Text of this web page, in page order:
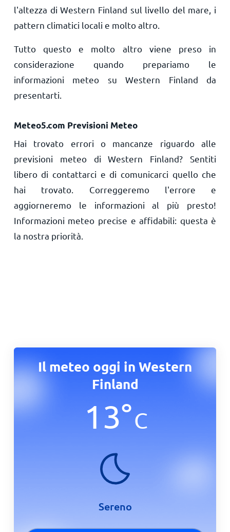
l'altezza di Western Finland sul livello del mare, i
pattern climatici locali e molto altro.
Tutto questo e molto altro viene preso in
considerazione quando prepariamo le
informazioni meteo su Western Finland da
presentarti.
Meteo5.com Previsioni Meteo
Hai trovato errori o mancanze riguardo alle
previsioni meteo di Western Finland? Sentiti
libero di contattarci e di comunicarci quello che
hai trovato. Correggeremo l'errore e
aggiorneremo le informazioni al più presto!
Informazioni meteo precise e affidabili: questa è
la nostra priorità.
Il meteo oggi in Western
Finland
13°C
Sereno